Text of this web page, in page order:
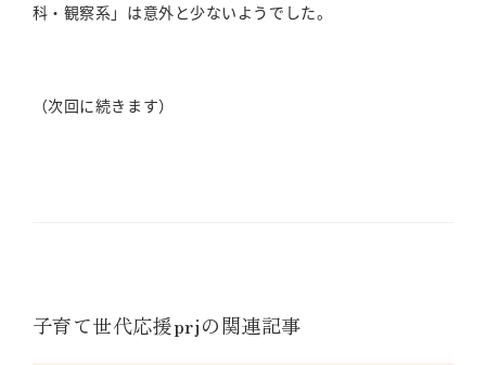
科・観察系」は意外と少ないようでした。
（次回に続きます）
子育て世代応援prjの関連記事